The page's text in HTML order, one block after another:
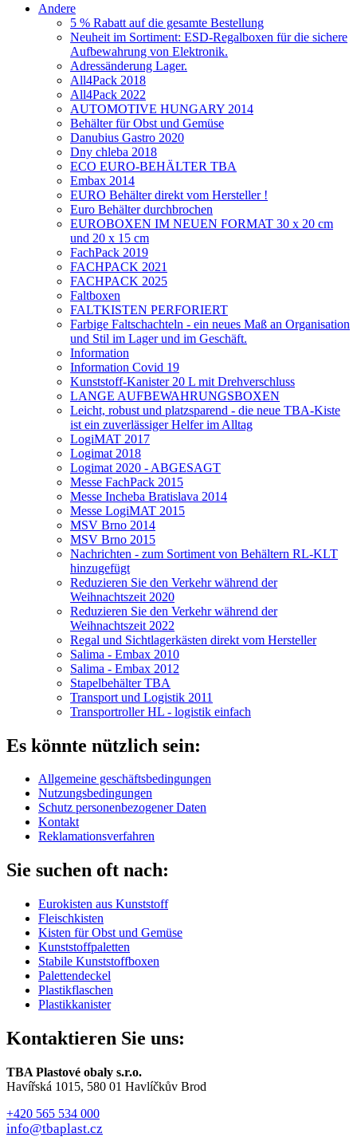
Andere
5 % Rabatt auf die gesamte Bestellung
Neuheit im Sortiment: ESD-Regalboxen für die sichere
Aufbewahrung von Elektronik.
Adressänderung Lager.
All4Pack 2018
All4Pack 2022
AUTOMOTIVE HUNGARY 2014
Behälter für Obst und Gemüse
Danubius Gastro 2020
Dny chleba 2018
ECO EURO-BEHÄLTER TBA
Embax 2014
EURO Behälter direkt vom Hersteller !
Euro Behälter durchbrochen
EUROBOXEN IM NEUEN FORMAT 30 x 20 cm
und 20 x 15 cm
FachPack 2019
FACHPACK 2021
FACHPACK 2025
Faltboxen
FALTKISTEN PERFORIERT
Farbige Faltschachteln - ein neues Maß an Organisation
und Stil im Lager und im Geschäft.
Information
Information Covid 19
Kunststoff-Kanister 20 L mit Drehverschluss
LANGE AUFBEWAHRUNGSBOXEN
Leicht, robust und platzsparend - die neue TBA-Kiste
ist ein zuverlässiger Helfer im Alltag
LogiMAT 2017
Logimat 2018
Logimat 2020 - ABGESAGT
Messe FachPack 2015
Messe Incheba Bratislava 2014
Messe LogiMAT 2015
MSV Brno 2014
MSV Brno 2015
Nachrichten - zum Sortiment von Behältern RL-KLT
hinzugefügt
Reduzieren Sie den Verkehr während der
Weihnachtszeit 2020
Reduzieren Sie den Verkehr während der
Weihnachtszeit 2022
Regal und Sichtlagerkästen direkt vom Hersteller
Salima - Embax 2010
Salima - Embax 2012
Stapelbehälter TBA
Transport und Logistik 2011
Transportroller HL - logistik einfach
Es könnte nützlich sein:
Allgemeine geschäftsbedingungen
Nutzungsbedingungen
Schutz personenbezogener Daten
Kontakt
Reklamationsverfahren
Sie suchen oft nach:
Eurokisten aus Kunststoff
Fleischkisten
Kisten für Obst und Gemüse
Kunststoffpaletten
Stabile Kunststoffboxen
Palettendeckel
Plastikflaschen
Plastikkanister
Kontaktieren Sie uns:
TBA Plastové obaly s.r.o.
Havířská 1015, 580 01 Havlíčkův Brod
+420 565 534 000
info@tbaplast.cz